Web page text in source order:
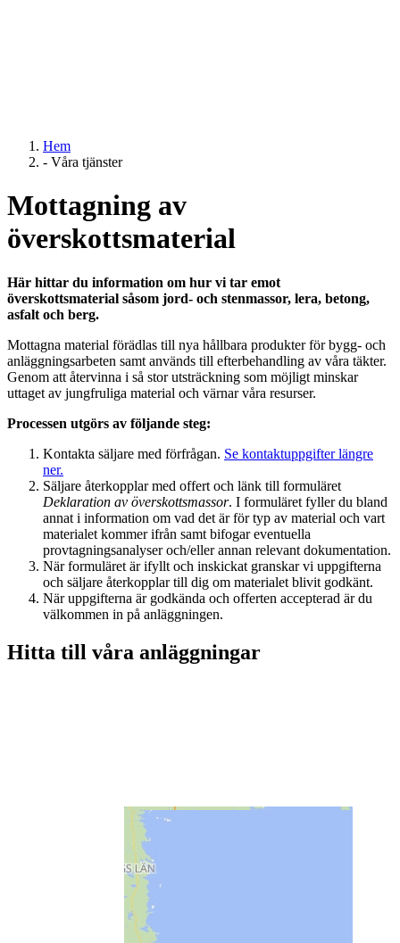
Hem
- Våra tjänster
Mottagning av
överskottsmaterial
Här hittar du information om hur vi tar emot
överskottsmaterial såsom jord- och stenmassor, lera, betong,
asfalt och berg.
Mottagna material förädlas till nya hållbara produkter för bygg- och
anläggningsarbeten samt används till efterbehandling av våra täkter.
Genom att återvinna i så stor utsträckning som möjligt minskar
uttaget av jungfruliga material och värnar våra resurser.
Processen utgörs av följande steg:
Kontakta säljare med förfrågan. Se kontaktuppgifter längre
ner.
Säljare återkopplar med offert och länk till formuläret
Deklaration av överskottsmassor. I formuläret fyller du bland
annat i information om vad det är för typ av material och vart
materialet kommer ifrån samt bifogar eventuella
provtagningsanalyser och/eller annan relevant dokumentation.
När formuläret är ifyllt och inskickat granskar vi uppgifterna
och säljare återkopplar till dig om materialet blivit godkänt.
När uppgifterna är godkända och offerten accepterad är du
välkommen in på anläggningen.
Hitta till våra anläggningar